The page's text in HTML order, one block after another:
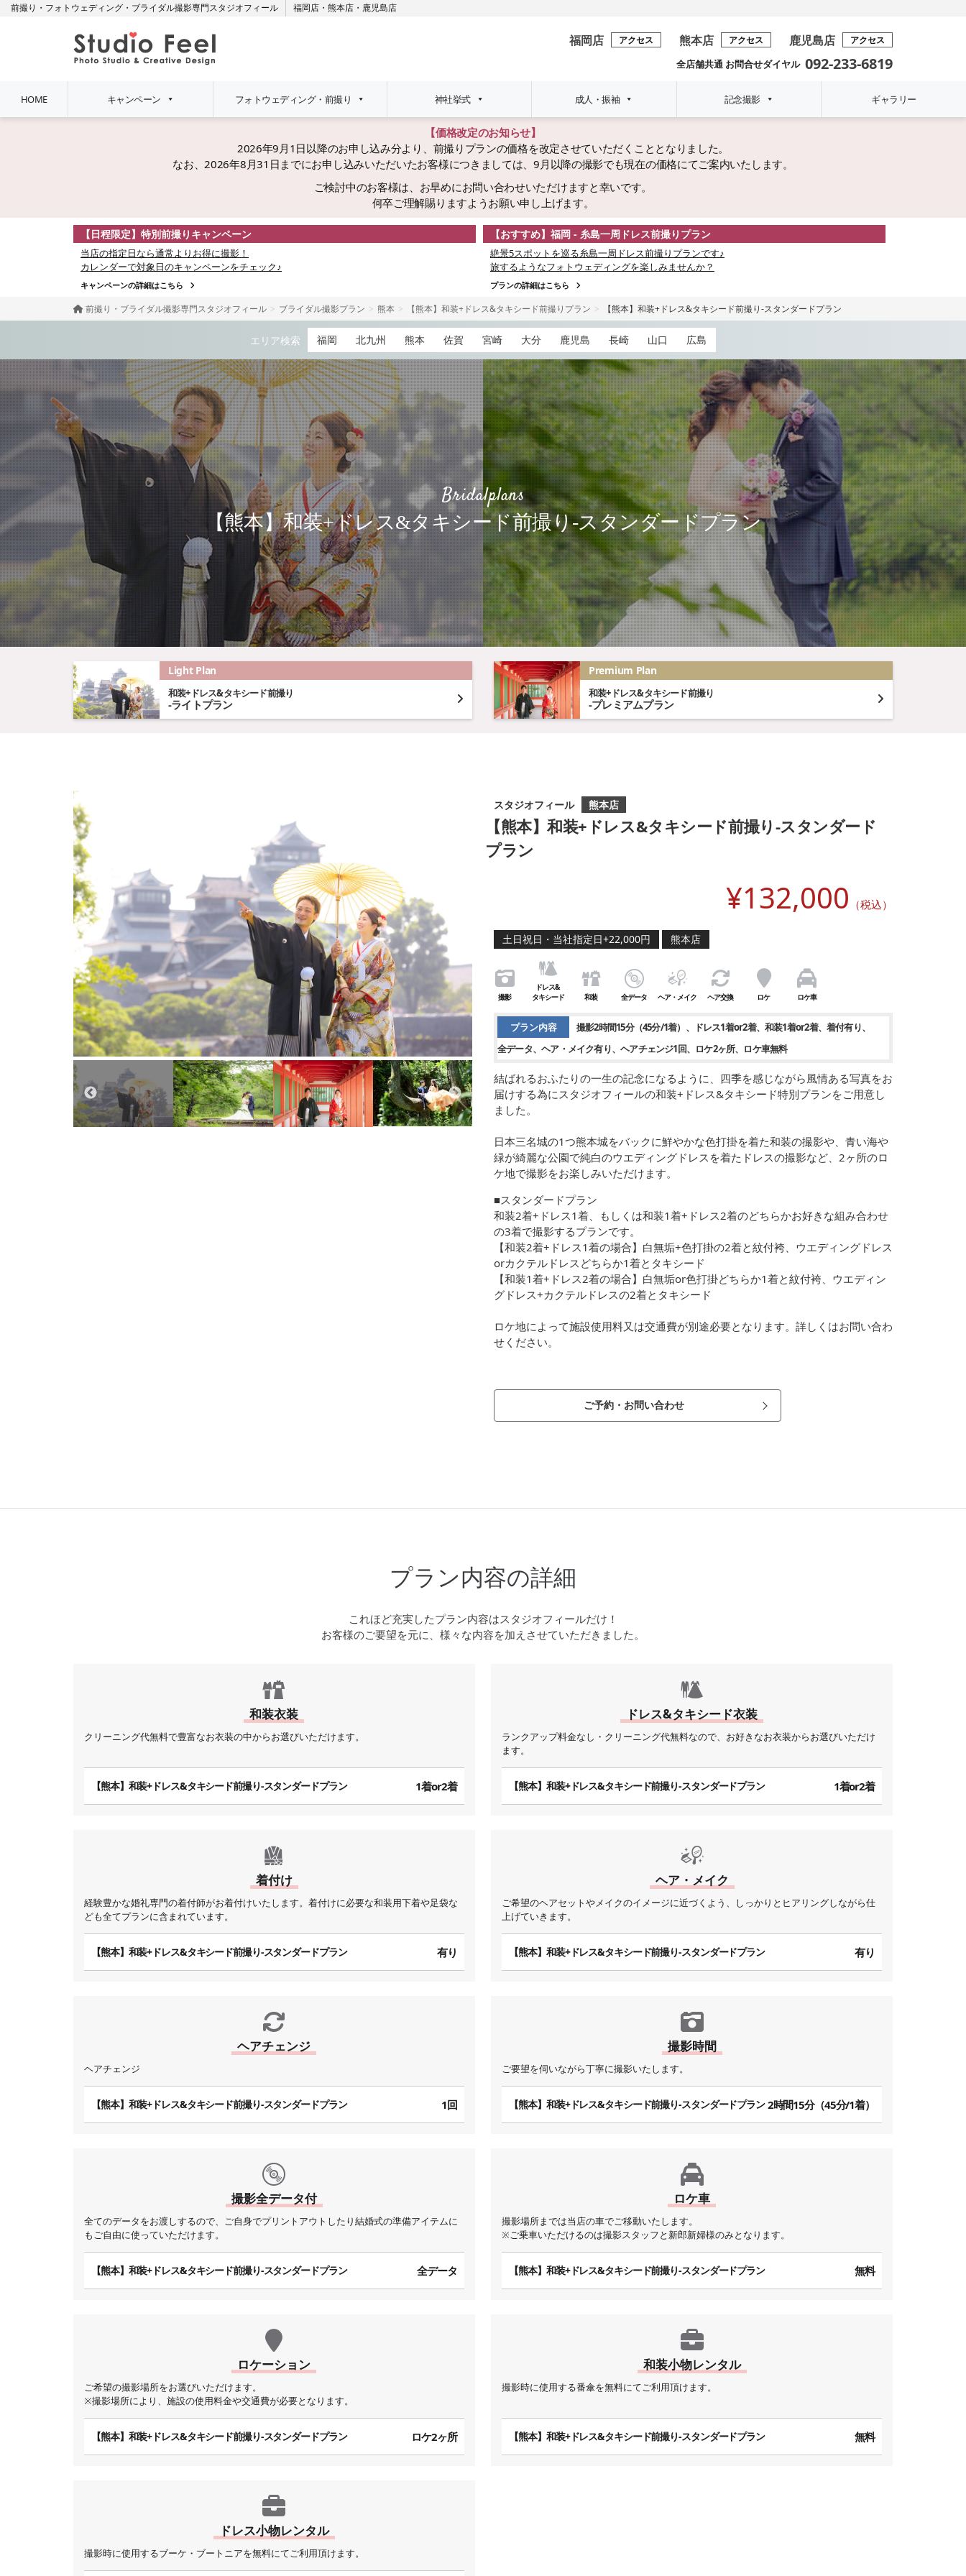
前撮り・フォトウェディング・ブライダル撮影専門スタジオフィール 福岡店 ・ 熊本店 ・ 鹿児島店
福岡店 アクセス 熊本店 アクセス 鹿児島店 アクセス
全店舗共通 お問合せダイヤル 092-233-6819
HOME キャンペーン フォトウェディング・前撮り 神社挙式 成人・振袖 記念撮影 ギャラリー
【価格改定のお知らせ】
2026年9月1日以降のお申し込み分より、前撮りプランの価格を改定させていただくこととなりました。
なお、2026年8月31日までにお申し込みいただいたお客様につきましては、9月以降の撮影でも現在の価格にてご案内いたします。
ご検討中のお客様は、お早めにお問い合わせいただけますと幸いです。
何卒ご理解賜りますようお願い申し上げます。
【日程限定】特別前撮りキャンペーン
当店の指定日なら通常よりお得に撮影！
カレンダーで対象日のキャンペーンをチェック♪
キャンペーンの詳細はこちら
【おすすめ】福岡 - 糸島一周ドレス前撮りプラン
絶景5スポットを巡る糸島一周ドレス前撮りプランです♪
旅するようなフォトウェディングを楽しみませんか？
プランの詳細はこちら
前撮り・ブライダル撮影専門スタジオフィール ブライダル撮影プラン 熊本 【熊本】和装+ドレス&タキシード前撮りプラン 【熊本】和装+ドレス&タキシード前撮り-スタンダードプラン
福岡 北九州 熊本 佐賀 宮崎 大分 鹿児島 長崎 山口 広島
Bridalplans
【熊本】和装+ドレス&タキシード前撮り-スタンダードプラン
Light Plan
和装+ドレス&タキシード前撮り
-ライトプラン
Premium Plan
和装+ドレス&タキシード前撮り
-プレミアムプラン
スタジオフィール 熊本店
【熊本】和装+ドレス&タキシード前撮り-スタンダード
プラン
¥132,000 （税込）
土日祝日・当社指定日+22,000円 熊本店
撮影
ドレス&
タキシード
和装 全データ ヘア・メイク ヘア交換 ロケ ロケ車
プラン内容 撮影2時間15分（45分/1着） ドレス1着or2着 和装1着or2着
着付有り
全データ
ヘア・メイク有り ヘアチェンジ1回 ロケ2ヶ所 ロケ車無料
結ばれるおふたりの一生の記念になるように、四季を感じながら風情ある写真をお
届けする為にスタジオフィールの和装+ドレス&タキシード特別プランをご用意し
ました。
日本三名城の1つ熊本城をバックに鮮やかな色打掛を着た和装の撮影や、青い海や
緑が綺麗な公園で純白のウエディングドレスを着たドレスの撮影など、2ヶ所のロ
ケ地で撮影をお楽しみいただけます。
■スタンダードプラン
和装2着+ドレス1着、もしくは和装1着+ドレス2着のどちらかお好きな組み合わせ
の3着で撮影するプランです。
【和装2着+ドレス1着の場合】白無垢+色打掛の2着と紋付袴、ウエディングドレス
orカクテルドレスどちらか1着とタキシード
【和装1着+ドレス2着の場合】白無垢or色打掛どちらか1着と紋付袴、ウエディン
グドレス+カクテルドレスの2着とタキシード
ロケ地によって施設使用料又は交通費が別途必要となります。詳しくはお問い合わ
せください。
ご予約・お問い合わせ
プラン内容の詳細
これほど充実したプラン内容はスタジオフィールだけ！
お客様のご要望を元に、様々な内容を加えさせていただきました。
和装衣装
クリーニング代無料で豊富なお衣装の中からお選びいただけます。
【熊本】和装+ドレス&タキシード前撮り-スタンダードプラン 1着or2着
ドレス&タキシード衣装
ランクアップ料金なし・クリーニング代無料なので、お好きなお衣装からお選びいただけ
ます。
【熊本】和装+ドレス&タキシード前撮り-スタンダードプラン 1着or2着
着付け
経験豊かな婚礼専門の着付師がお着付けいたします。着付けに必要な和装用下着や足袋な
ども全てプランに含まれています。
【熊本】和装+ドレス&タキシード前撮り-スタンダードプラン 有り
ヘア・メイク
ご希望のヘアセットやメイクのイメージに近づくよう、しっかりとヒアリングしながら仕
上げていきます。
【熊本】和装+ドレス&タキシード前撮り-スタンダードプラン 有り
ヘアチェンジ
ヘアチェンジ
【熊本】和装+ドレス&タキシード前撮り-スタンダードプラン 1回
撮影時間
ご要望を伺いながら丁寧に撮影いたします。
【熊本】和装+ドレス&タキシード前撮り-スタンダードプラン 2時間15分（45分/1着）
撮影全データ付
全てのデータをお渡しするので、ご自身でプリントアウトしたり結婚式の準備アイテムに
もご自由に使っていただけます。
【熊本】和装+ドレス&タキシード前撮り-スタンダードプラン 全データ
ロケ車
撮影場所までは当店の車でご移動いたします。
※ご乗車いただけるのは撮影スタッフと新郎新婦様のみとなります。
【熊本】和装+ドレス&タキシード前撮り-スタンダードプラン 無料
ロケーション
ご希望の撮影場所をお選びいただけます。
※撮影場所により、施設の使用料金や交通費が必要となります。
【熊本】和装+ドレス&タキシード前撮り-スタンダードプラン ロケ2ヶ所
和装小物レンタル
撮影時に使用する番傘を無料にてご利用頂けます。
【熊本】和装+ドレス&タキシード前撮り-スタンダードプラン 無料
ドレス小物レンタル
撮影時に使用するブーケ・ブートニアを無料にてご利用頂けます。